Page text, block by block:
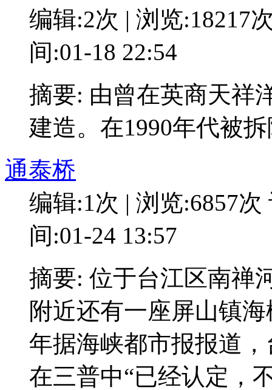
编辑:2次 | 浏览:18217
间:01-18 22:54
摘要: 由曾在英商天祥
建造。在1990年代被
通泰桥
编辑:1次 | 浏览:6857次
间:01-24 13:57
摘要: 位于台江区南禅
附近还有一座屏山镇
年据海峡都市报报道
在三普中“已经认定，